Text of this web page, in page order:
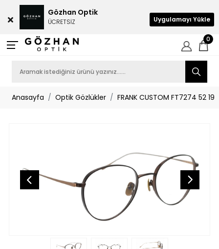
0
Anasayfa Optik Gözlükler FRANK CUSTOM FT7274 52
Gözhan Optik
ÜCRETSİZ Uygulamayı Yükle